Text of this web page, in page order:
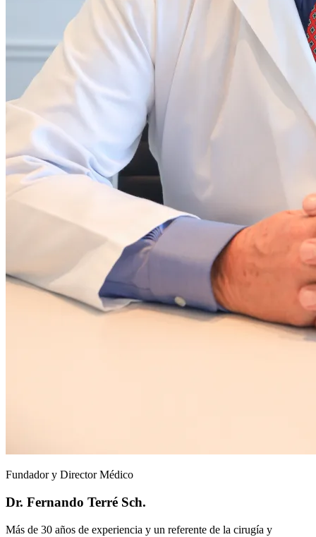
Fundador y Director Médico
Dr. Fernando Terré Sch.
Más de 30 años de experiencia y un referente de la cirugía y